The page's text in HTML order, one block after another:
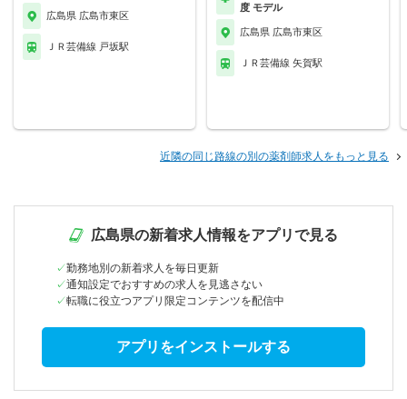
広島県 広島市東区
ＪＲ芸備線 戸坂駅
度 モデル
広島県 広島市東区
ＪＲ芸備線 矢賀駅
近隣の同じ路線の別の薬剤師求人をもっと見る
広島県の新着求人情報をアプリで見る
勤務地別の新着求人を毎日更新
通知設定でおすすめの求人を見逃さない
転職に役立つアプリ限定コンテンツを配信中
アプリをインストールする